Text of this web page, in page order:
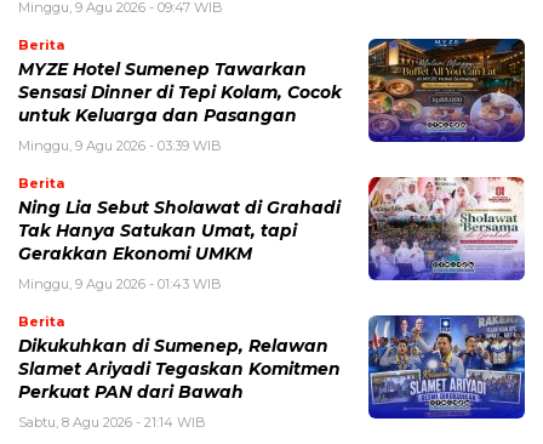
Minggu, 9 Agu 2026 - 09:47 WIB
Berita
MYZE Hotel Sumenep Tawarkan
Sensasi Dinner di Tepi Kolam, Cocok
untuk Keluarga dan Pasangan
Minggu, 9 Agu 2026 - 03:39 WIB
Berita
Ning Lia Sebut Sholawat di Grahadi
Tak Hanya Satukan Umat, tapi
Gerakkan Ekonomi UMKM
Minggu, 9 Agu 2026 - 01:43 WIB
Berita
Dikukuhkan di Sumenep, Relawan
Slamet Ariyadi Tegaskan Komitmen
Perkuat PAN dari Bawah
Sabtu, 8 Agu 2026 - 21:14 WIB